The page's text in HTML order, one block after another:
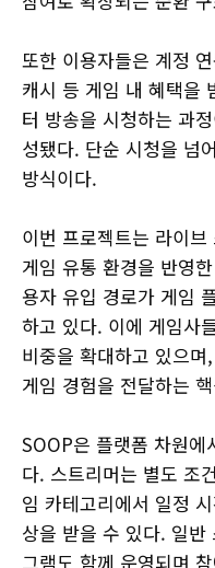
또한 이용자들은 계정
캐시 등 게임 내 혜택을
터 방송을 시청하는 과
성됐다. 단순 시청을 넘
방식이다.
이번 프로젝트는 라이
게임 유통 환경을 반영
용자 유입 경로가 게임
하고 있다. 이에 게임사
비중을 확대하고 있으
게임 경험을 전달하는
SOOP은 플랫폼 차원
다. 스트리머는 별도 조
임 카테고리에서 일정
상을 받을 수 있다. 일반
그램도 함께 운영되며